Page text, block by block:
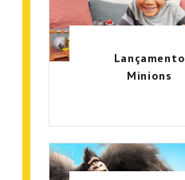
Lançamento
Minions